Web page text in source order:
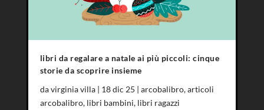
libri da regalare a natale ai più piccoli: cinque
storie da scoprire insieme
davirginia villa| 18 dic 25 | arcobalibro,articoli
arcobalibro, libri bambini, libri ragazzi